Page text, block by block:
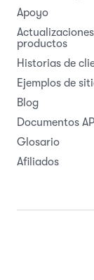
Apoyo
productos
Historias de
Ejemplos de
Blog
Documentos API
Glosario
Afiliados